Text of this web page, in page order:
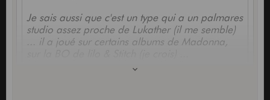
Je sais aussi que c'est un type qui a un palmares
studio assez proche de Lukather (il me semble)
... il a joué sur certains albums de Madonna,